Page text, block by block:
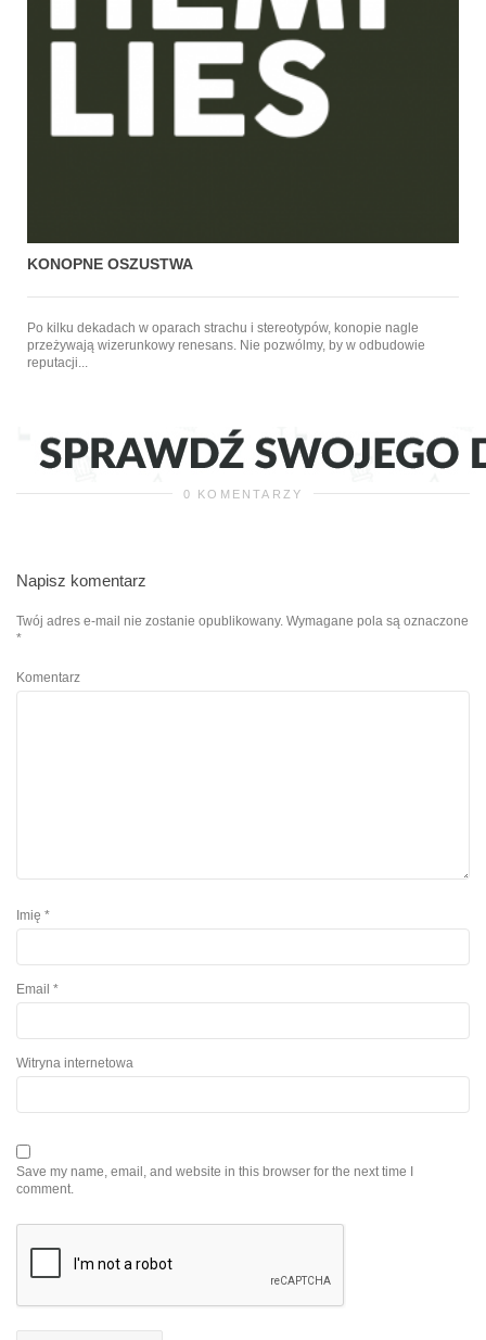
KONOPNE OSZUSTWA
Po kilku dekadach w oparach strachu i stereotypów, konopie nagle
przeżywają wizerunkowy renesans. Nie pozwólmy, by w odbudowie
reputacji...
0 KOMENTARZY
Napisz komentarz
Twój adres e-mail nie zostanie opublikowany. Wymagane pola są oznaczone
*
Komentarz
Imię *
Email *
Witryna internetowa
Save my name, email, and website in this browser for the next time I
comment.